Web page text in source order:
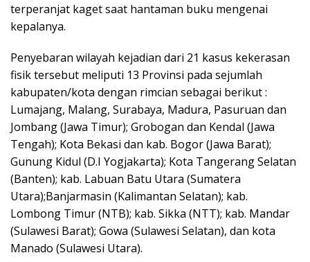
terperanjat kaget saat hantaman buku mengenai
kepalanya.
Penyebaran wilayah kejadian dari 21 kasus kekerasan
fisik tersebut meliputi 13 Provinsi pada sejumlah
kabupaten/kota dengan rimcian sebagai berikut :
Lumajang, Malang, Surabaya, Madura, Pasuruan dan
Jombang (Jawa Timur); Grobogan dan Kendal (Jawa
Tengah); Kota Bekasi dan kab. Bogor (Jawa Barat);
Gunung Kidul (D.I Yogjakarta); Kota Tangerang Selatan
(Banten); kab. Labuan Batu Utara (Sumatera
Utara);Banjarmasin (Kalimantan Selatan); kab.
Lombong Timur (NTB); kab. Sikka (NTT); kab. Mandar
(Sulawesi Barat); Gowa (Sulawesi Selatan), dan kota
Manado (Sulawesi Utara).